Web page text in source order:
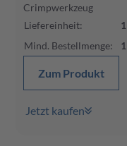
Crimpwerkzeug
Liefereinheit: 1
Mind. Bestellmenge: 1
Zum Produkt
Jetzt kaufen